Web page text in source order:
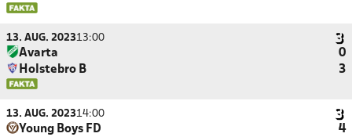
13. AUG. 202313:00
Avarta
0
Holstebro B
3
13. AUG. 202314:00
Young Boys FD
4